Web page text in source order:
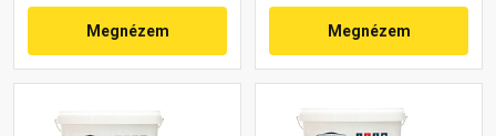
Megnézem Megnézem